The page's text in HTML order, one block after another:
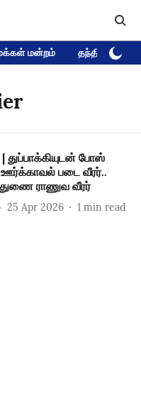
மன்றம் தந்தி டிவி
துப்பாக்கியுடன் போஸ்
படை வீரர்..
ராணுவ வீரர்
25 Apr 2026 1 min read